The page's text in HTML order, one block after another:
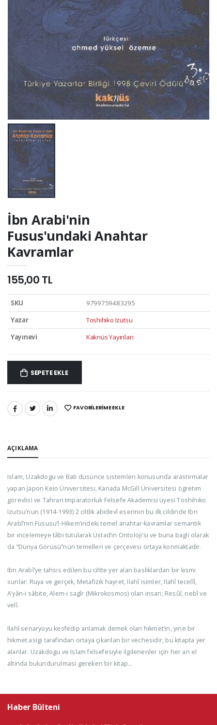
İbn Arabi'nin
Fusus'undaki Anahtar
Kavramlar
155,00 TL
SKU
9799759483295
Yazar
Toshihiko Izutsu
Yayınevi
Kaknüs Yayınları
SEPETE EKLE
PAYLAŞ: FAVORILERIME EKLE
AÇIKLAMA
Islam, Uzakdogu ve Bati düsünce sistemleri konusunda arastirmalar
yapan Japon Keio Üniversitesi, Kanada McGill Üniversitesi ögretim
görevlisi ve Tahran Imparatorluk Felsefe Akademisi üyesi Toshihiko
Izutsu’nun (1914-1993) 2 ciltlik abidevî eserinin bu ilk cildinde Ibn
Arabî’nin Fususu’l-Hikem’indeki temel anahtar-kavramlar semantik
bir incelemeye tâbi tutularak Üstad’in Ontoloji’si ve buna bagli olarak
da “Dünya Görüsü”nün temelleri ve çerçevesi ortaya konmaktadir.
Ibn Arabî’ye tahsis edilen bu ciltte yer alan basliklardan bir kismi
sunlar: Rüya ve gerçek, Metafizik hayret, Ilahî isimler, Ilahî tecellî,
A’yân-i sâbite, Alem-i sagîr (Mikrokosmos) olan insan; Resûl, nebî ve
velî.
Ilahî senaryoyu kesfedip anlamak demek olan hikmet’in, yine bir
hikmet asigi tarafindan ortaya çikarilan bir vechesidir, bu kitapta yer
alanlar. Uzakdogu ve Islam felsefesiyle ilgilenenler için her an el
altinda bulundurulmasi gereken bir kitap...
Haber Bülteni